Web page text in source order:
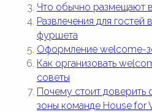
Что обычно размещают
Развлечения для
фуршета
Оформление welcome-
Как организовать
советы
Почему стоит
зоны команде House for